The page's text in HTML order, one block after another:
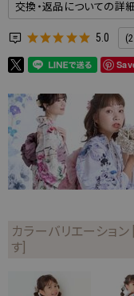
交換・返品についての詳
5.0
カラーバリエーショ
す]